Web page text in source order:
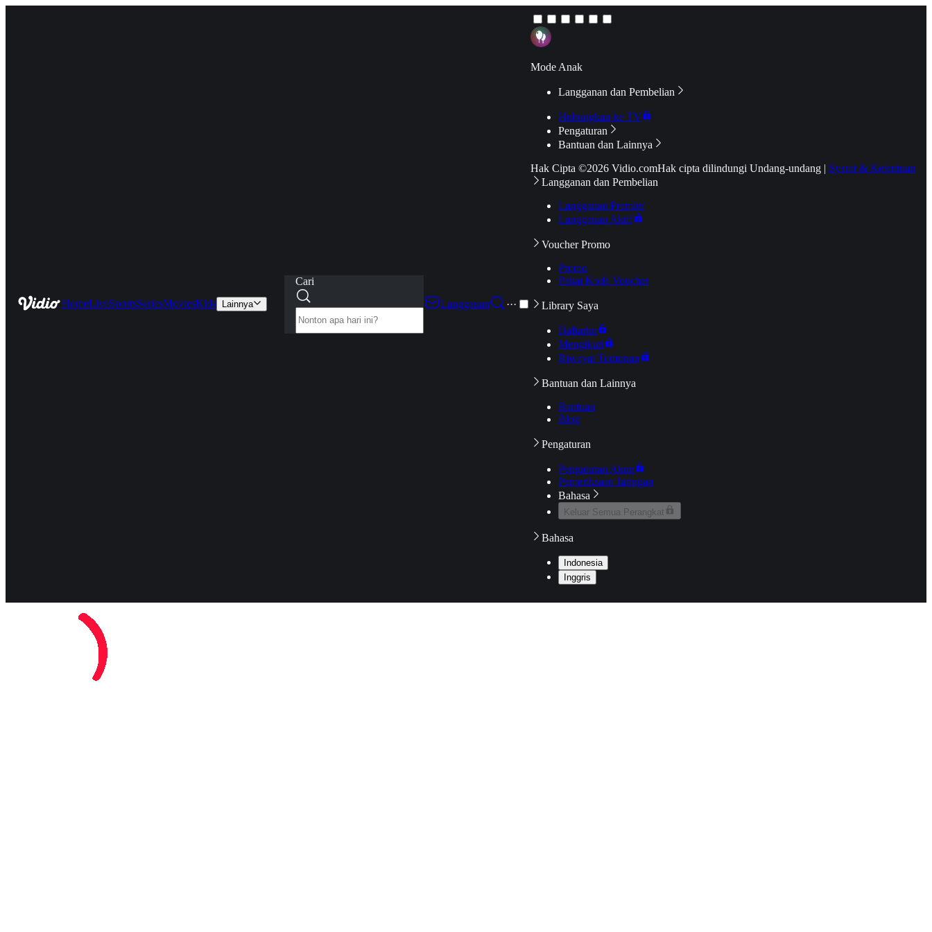
HomeLiveSportsSeriesMoviesKids Lainnya
Cari
Langganan
···
Mode Anak
Langganan dan Pembelian
Hubungkan ke TV
Pengaturan
Bantuan dan Lainnya
Hak Cipta ©2026 Vidio.comHak cipta dilindungi Undang-undang | Syarat & Ketentuan
Langganan dan Pembelian
Langganan Premier
Langganan Aktif
Voucher Promo
Promo
Pakai Kode Voucher
Library Saya
Daftarku
Mengikuti
Riwayat Tontonan
Bantuan dan Lainnya
Bantuan
Blog
Pengaturan
Pengaturan Akun
Pemeriksaan Jaringan
Bahasa
Keluar Semua Perangkat
Bahasa
Indonesia
Inggris